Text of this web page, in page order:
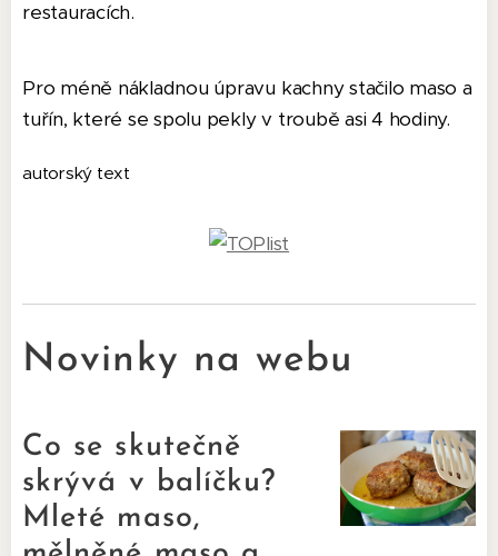
restauracích.
Pro méně nákladnou úpravu kachny stačilo maso a
tuřín, které se spolu pekly v troubě asi 4 hodiny.
autorský text
Novinky na webu
Co se skutečně
skrývá v balíčku?
Mleté maso,